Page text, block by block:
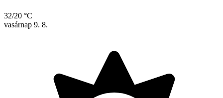
32/20 °C
vasárnap 9. 8.